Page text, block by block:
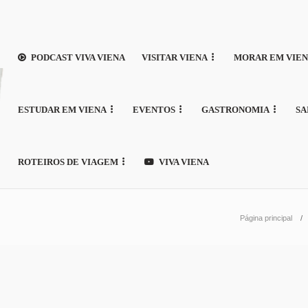
PODCAST VIVA VIENA VISITAR VIENA MORAR EM
ESTUDAR EM VIENA EVENTOS GASTRONOMIA
ROTEIROS DE VIAGEM VIVA VIENA
Página principal